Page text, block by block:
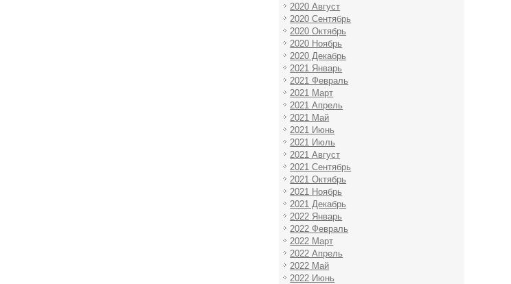
2020 Август
2020 Сентябрь
2020 Октябрь
2020 Ноябрь
2020 Декабрь
2021 Январь
2021 Февраль
2021 Март
2021 Апрель
2021 Май
2021 Июнь
2021 Июль
2021 Август
2021 Сентябрь
2021 Октябрь
2021 Ноябрь
2021 Декабрь
2022 Январь
2022 Февраль
2022 Март
2022 Апрель
2022 Май
2022 Июнь